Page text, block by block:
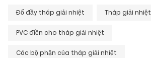
Đổ đầy tháp giải nhiệt Tháp giải nhiệt
PVC điền cho tháp giải nhiệt
Các bộ phận của tháp giải nhiệt